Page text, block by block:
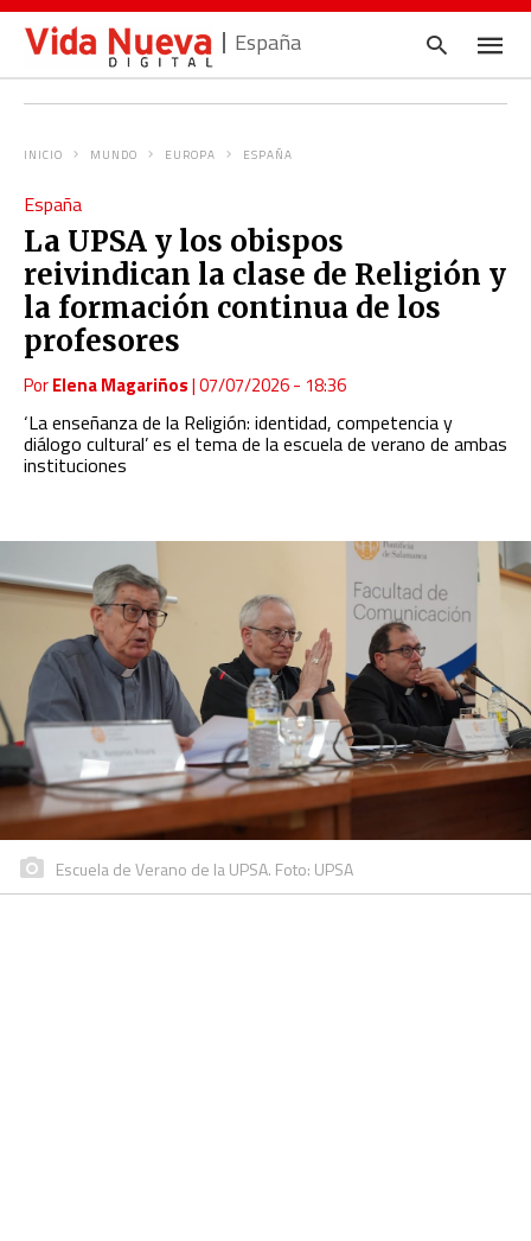
España
pulsa
en
INICIO MUNDO EUROPA ESPAÑA
España
La UPSA y los obispos
reivindican la clase de Religión y
la formación continua de los
profesores
PorElena Magariños|07/07/2026 - 18:36
‘La enseñanza de la Religión: identidad, competencia y
diálogo cultural’ es el tema de la escuela de verano de ambas
instituciones
Escuela de Verano de la UPSA. Foto: UPSA